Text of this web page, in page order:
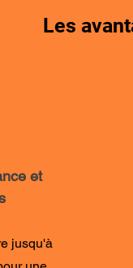
Les
et
jusqu'à